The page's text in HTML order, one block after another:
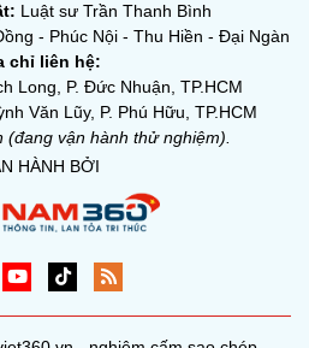
Tắc mũi kéo dài, đi khám, người đàn ông
34 tuổi sốc nặng khi phát hiện "bí mật
đáng sợ"
09:58 24/09/2025 Khỏe và đẹp
Di tích Bến phà II Long Đại và sự hy sinh
09:55 24/09/2025